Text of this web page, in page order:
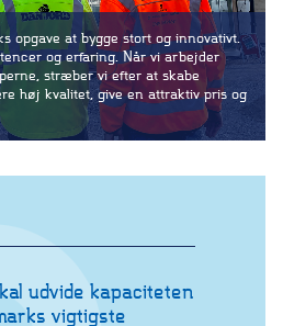
opgave at bygge stort og innovativt.
og erfaring. Når vi arbejder
stræber vi efter at skabe
høj kvalitet, give en attraktiv pris og
udvide kapaciteten
vigtigste